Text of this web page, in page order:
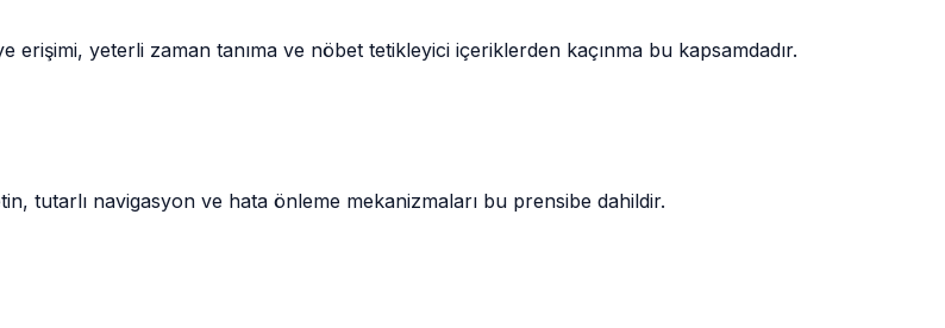
erişimi, yeterli zaman tanıma ve nöbet tetikleyici içeriklerden kaçınma bu kapsamdadır.
tutarlı navigasyon ve hata önleme mekanizmaları bu prensibe dahildir.